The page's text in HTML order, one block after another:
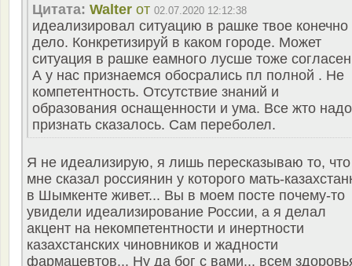
Цитата: Walter от 02.07.2020 12:12:38
идеализировал ситуацию в рашке твое конечно
дело. Конкретизируй в каком городе. Может
ситуация в рашке еамного лусше тоже
А у нас признаемся обосрались пл полной . Не
компетентность. Отсутствие знаний и
образования оснащенности и ума. Все жто надо
признать сказалось. Сам переболел.
Я не идеализирую, я лишь пересказываю то, что
мне сказал россиянин у которого мать-
в Шымкенте живет... Вы в моем посте почему-то
увидели идеализирование России, а я делал
акцент на некомпетентности и инертности
казахстанских чиновников и жадности
фармацевтов... Ну да бог с вами... всем